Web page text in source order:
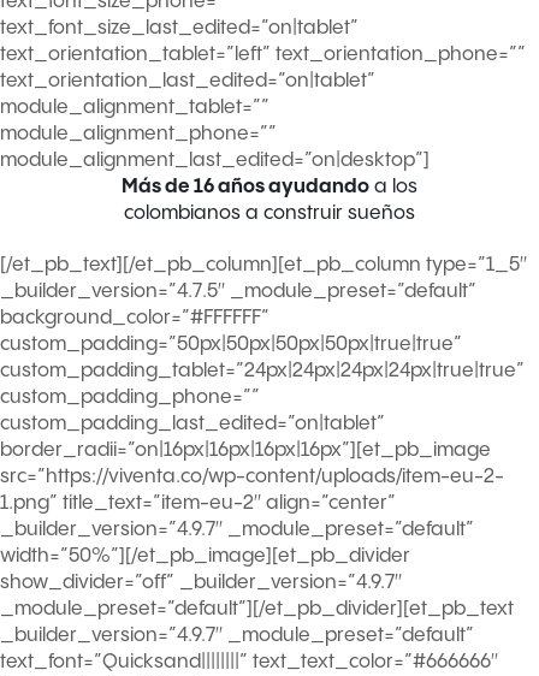
text_font_size_last_edited=”on|tablet”
text_orientation_tablet=”left” text_orientation_phone=””
text_orientation_last_edited=”on|tablet”
module_alignment_tablet=””
module_alignment_phone=””
module_alignment_last_edited=”on|desktop”]
Más de 16 años ayudando a los
colombianos a construir sueños
[/et_pb_text][/et_pb_column][et_pb_column type=”1_5″
_builder_version=”4.7.5″ _module_preset=”default”
background_color=”#FFFFFF”
custom_padding=”50px|50px|50px|50px|true|true”
custom_padding_tablet=”24px|24px|24px|24px|true|true”
custom_padding_phone=””
custom_padding_last_edited=”on|tablet”
border_radii=”on|16px|16px|16px|16px”][et_pb_image
src=”https://viventa.co/wp-content/uploads/item-eu-2-
1.png” title_text=”item-eu-2″ align=”center”
_builder_version=”4.9.7″ _module_preset=”default”
width=”50%”][/et_pb_image][et_pb_divider
show_divider=”off” _builder_version=”4.9.7″
_module_preset=”default”][/et_pb_divider][et_pb_text
_builder_version=”4.9.7″ _module_preset=”default”
text_font=”Quicksand||||||||” text_text_color=”#666666″